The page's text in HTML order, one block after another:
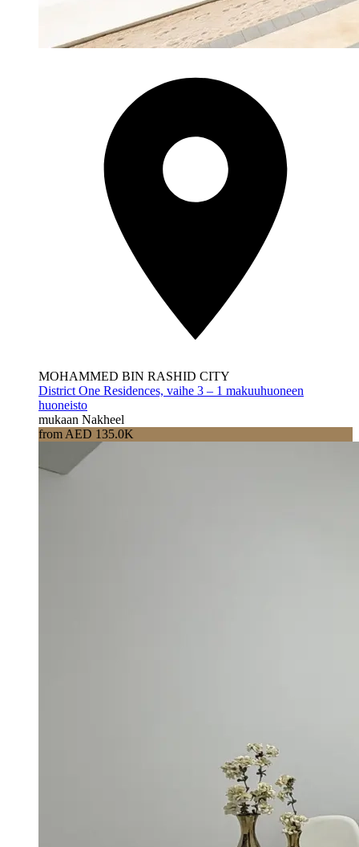
MOHAMMED BIN RASHID CITY
District One Residences, vaihe 3 – 1 makuuhuoneen
huoneisto
mukaan Nakheel
from AED 135.0K